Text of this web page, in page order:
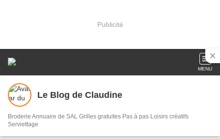
Publicité
MENU
Le Blog de Claudine
Broderie Annuaire de SAL Grilles gratuites Pas à pas Loisirs créatifs
Serviettage